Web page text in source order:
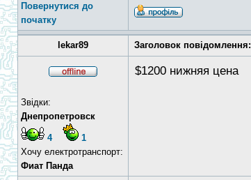
Повернутися до
початку
lekar89 Заголовок повідомлення:
Звідки:
Днепропетровск
4
1
Хочу електротранспорт:
Фиат Панда
$1200 нижняя цена